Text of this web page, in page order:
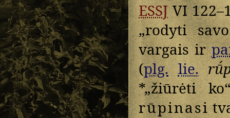
ESSJVI
„rodyti
vargais ir
(plg. lie.
*„žiūrėti
rūpinasi